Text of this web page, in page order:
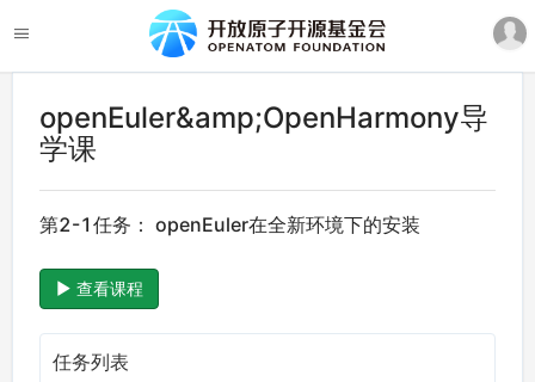
openEuler&amp;OpenHarmony导
学课
第2-1任务： openEuler在全新环境下的安装
查看课程
任务列表